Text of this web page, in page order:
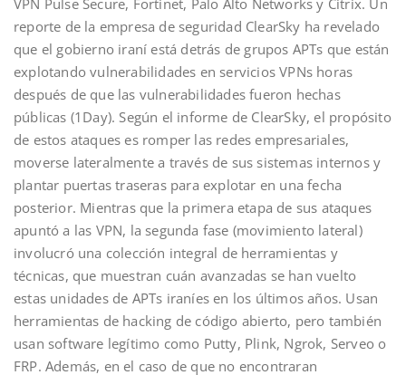
VPN Pulse Secure, Fortinet, Palo Alto Networks y Citrix. Un
reporte de la empresa de seguridad ClearSky ha revelado
que el gobierno iraní está detrás de grupos APTs que están
explotando vulnerabilidades en servicios VPNs horas
después de que las vulnerabilidades fueron hechas
públicas (1Day). Según el informe de ClearSky, el propósito
de estos ataques es romper las redes empresariales,
moverse lateralmente a través de sus sistemas internos y
plantar puertas traseras para explotar en una fecha
posterior. Mientras que la primera etapa de sus ataques
apuntó a las VPN, la segunda fase (movimiento lateral)
involucró una colección integral de herramientas y
técnicas, que muestran cuán avanzadas se han vuelto
estas unidades de APTs iraníes en los últimos años. Usan
herramientas de hacking de código abierto, pero también
usan software legítimo como Putty, Plink, Ngrok, Serveo o
FRP. Además, en el caso de que no encontraran